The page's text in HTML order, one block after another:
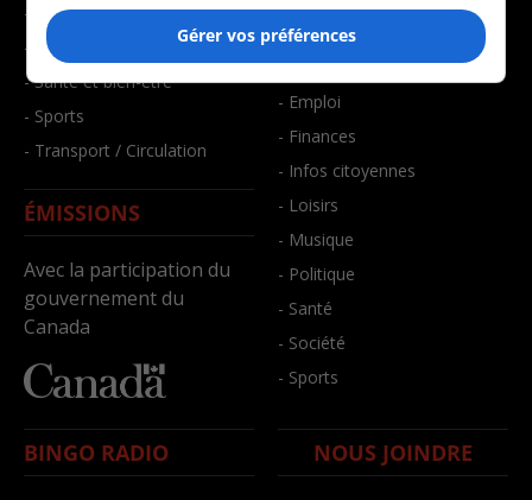
- Environnement
- Faits divers
- Santé et bien-être
- Sports
- Transport / Circulation
ÉMISSIONS
Avec la participation du
gouvernement du
Canada
- Art de vivre
- Bien-être
- Emploi
- Finances
- Infos citoyennes
- Loisirs
- Musique
- Politique
- Santé
- Société
- Sports
BINGO RADIO NOUS JOINDRE
Gérer vos préférences